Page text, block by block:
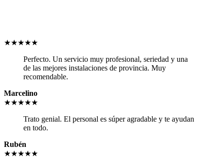
★★★★★
Perfecto. Un servicio muy profesional, seriedad y una
de las mejores instalaciones de provincia. Muy
recomendable.
Marcelino
★★★★★
Trato genial. El personal es súper agradable y te ayudan
en todo.
Rubén
★★★★★